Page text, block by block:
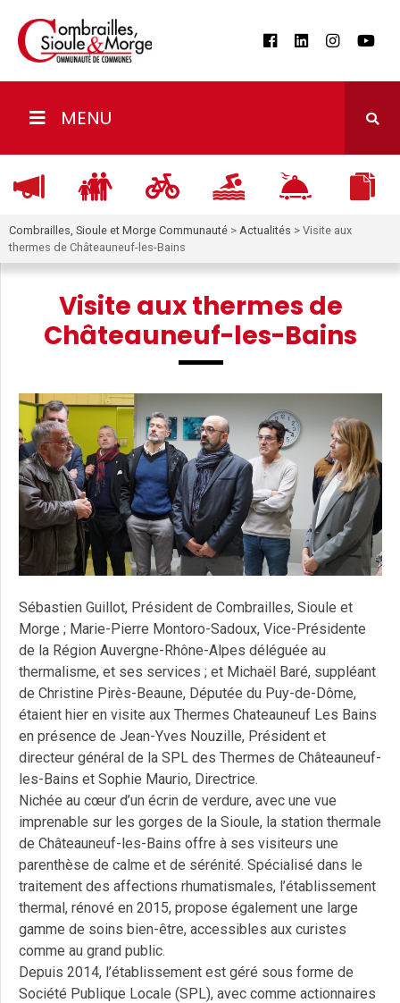
MENU
Combrailles, Sioule et Morge Communauté > Actualités > Visite aux
thermes de Châteauneuf-les-Bains
Visite aux thermes de
Châteauneuf-les-Bains
Sébastien Guillot, Président de Combrailles, Sioule et
Morge ; Marie-Pierre Montoro-Sadoux, Vice-Présidente
de la Région Auvergne-Rhône-Alpes déléguée au
thermalisme, et ses services ; et Michaël Baré, suppléant
de Christine Pirès-Beaune, Députée du Puy-de-Dôme,
étaient hier en visite aux Thermes Chateauneuf Les Bains
en présence de Jean-Yves Nouzille, Président et
directeur général de la SPL des Thermes de Châteauneuf-
les-Bains et Sophie Maurio, Directrice.
Nichée au cœur d’un écrin de verdure, avec une vue
imprenable sur les gorges de la Sioule, la station thermale
de Châteauneuf-les-Bains offre à ses visiteurs une
parenthèse de calme et de sérénité. Spécialisé dans le
traitement des affections rhumatismales, l’établissement
thermal, rénové en 2015, propose également une large
gamme de soins bien-être, accessibles aux curistes
comme au grand public.
Depuis 2014, l’établissement est géré sous forme de
Société Publique Locale (SPL), avec comme actionnaires